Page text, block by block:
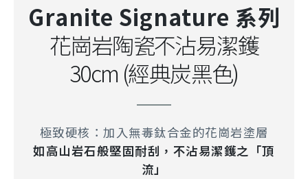
Granite Signature 系列
花崗岩陶瓷不沾易潔鑊
30cm (經典炭黑色)
極致硬核：加入無毒鈦合金的花崗岩塗層
如高山岩石般堅固耐刮，不沾易潔鑊之「頂
流」